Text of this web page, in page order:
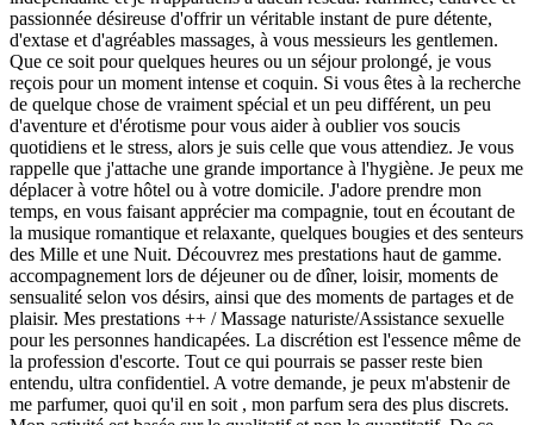
passionnée désireuse d'offrir un véritable instant de pure détente,
d'extase et d'agréables massages, à vous messieurs les gentlemen.
Que ce soit pour quelques heures ou un séjour prolongé, je vous
reçois pour un moment intense et coquin. Si vous êtes à la recherche
de quelque chose de vraiment spécial et un peu différent, un peu
d'aventure et d'érotisme pour vous aider à oublier vos soucis
quotidiens et le stress, alors je suis celle que vous attendiez. Je vous
rappelle que j'attache une grande importance à l'hygiène. Je peux me
déplacer à votre hôtel ou à votre domicile. J'adore prendre mon
temps, en vous faisant apprécier ma compagnie, tout en écoutant de
la musique romantique et relaxante, quelques bougies et des senteurs
des Mille et une Nuit. Découvrez mes prestations haut de gamme.
accompagnement lors de déjeuner ou de dîner, loisir, moments de
sensualité selon vos désirs, ainsi que des moments de partages et de
plaisir. Mes prestations ++ / Massage naturiste/Assistance sexuelle
pour les personnes handicapées. La discrétion est l'essence même de
la profession d'escorte. Tout ce qui pourrais se passer reste bien
entendu, ultra confidentiel. A votre demande, je peux m'abstenir de
me parfumer, quoi qu'il en soit , mon parfum sera des plus discrets.